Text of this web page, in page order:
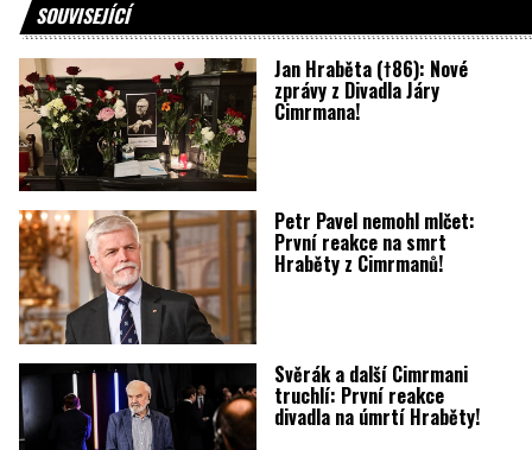
SOUVISEJÍCÍ
Jan Hraběta (†86): Nové
zprávy z Divadla Járy
Cimrmana!
Petr Pavel nemohl mlčet:
První reakce na smrt
Hraběty z Cimrmanů!
Svěrák a další Cimrmani
truchlí: První reakce
divadla na úmrtí Hraběty!